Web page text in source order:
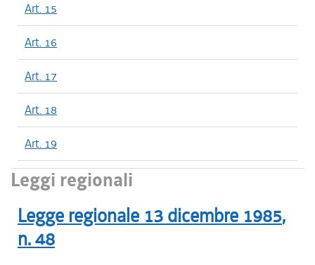
Art. 15
Art. 16
Art. 17
Art. 18
Art. 19
Leggi regionali
Legge regionale 13 dicembre 1985,
n.48